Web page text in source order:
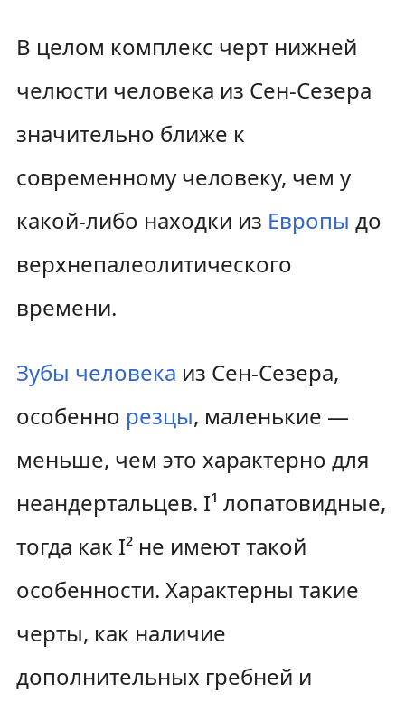
В целом комплекс черт нижней
челюсти человека из Сен-Сезера
значительно ближе к
современному человеку, чем у
какой-либо находки из Европы до
верхнепалеолитического
времени.
Зубы человека из Сен-Сезера,
особенно резцы, маленькие —
меньше, чем это характерно для
неандертальцев. I¹ лопатовидные,
тогда как I² не имеют такой
особенности. Характерны такие
черты, как наличие
дополнительных гребней и